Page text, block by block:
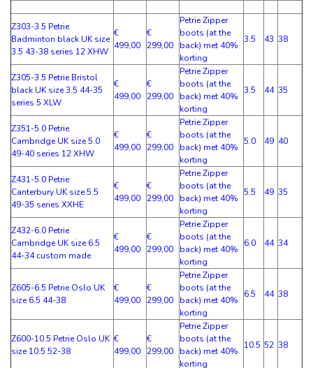
Z303-3.5 Petrie
Badminton black UK size
3.5 43-38 series 12 XHW
€
499,00
€
299,00
Petrie Zipper
boots (at the
back) met 40%
korting
3.5 43 38
Z305-3.5 Petrie Bristol
black UK size 3.5 44-35
series 5 XLW
€
499,00
€
299,00
Petrie Zipper
boots (at the
back) met 40%
korting
3.5 44 35
Z351-5.0 Petrie
Cambridge UK size 5.0
49-40 series 12 XHW
€
499,00
€
299,00
Petrie Zipper
boots (at the
back) met 40%
korting
5.0 49 40
Z431-5.0 Petrie
Canterbury UK size 5.5
49-35 series XXHE
€
499,00
€
299,00
Petrie Zipper
boots (at the
back) met 40%
korting
5.5 49 35
Z432-6.0 Petrie
Cambridge UK size 6.5
44-34 custom made
€
499,00
€
299,00
Petrie Zipper
boots (at the
back) met 40%
korting
6.0 44 34
Z605-6.5 Petrie Oslo UK
size 6.5 44-38
€
499,00
€
299,00
Petrie Zipper
boots (at the
back) met 40%
korting
6.5 44 38
Z600-10.5 Petrie Oslo UK
size 10.5 52-38
€
499,00
€
299,00
Petrie Zipper
boots (at the
back) met 40%
korting
10.5 52 38